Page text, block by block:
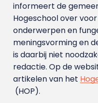
informeert de
Hogeschool over
onderwerpen en
meningsvorming en
is daarbij niet
redactie. Op de
artikelen van het
(HOP).